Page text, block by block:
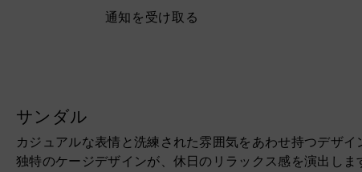
通知を受け取る
サンダル
カジュアルな表情と洗練された雰囲気をあわせ持つデザ
独特のケージデザインが、休日のリラックス感を演出し